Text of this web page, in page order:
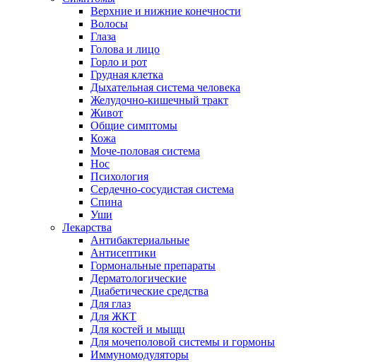
Верхние и нижние конечности
Волосы
Глаза
Голова и лицо
Горло и рот
Грудная клетка
Дыхательная система человека
Желудочно-кишечный тракт
Живот
Общие симптомы
Кожа
Моче-половая система
Нос
Психология
Сердечно-сосудистая система
Спина
Уши
Лекарства
Антибактериальные
Антисептики
Гормональные препараты
Дерматологические
Диабетические средства
Для глаз
Для ЖКТ
Для костей и мыщц
Для мочеполовой системы и гормоны
Иммуномодуляторы